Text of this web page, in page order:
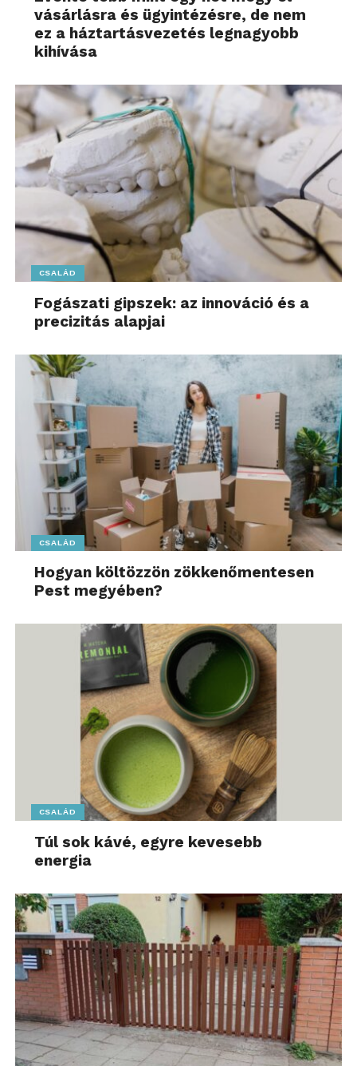
vásárlásra és ügyintézésre, de nem
ez a háztartásvezetés legnagyobb
kihívása
CSALÁD
Fogászati gipszek: az innováció és a
precizitás alapjai
CSALÁD
Hogyan költözzön zökkenőmentesen
Pest megyében?
CSALÁD
Túl sok kávé, egyre kevesebb
energia